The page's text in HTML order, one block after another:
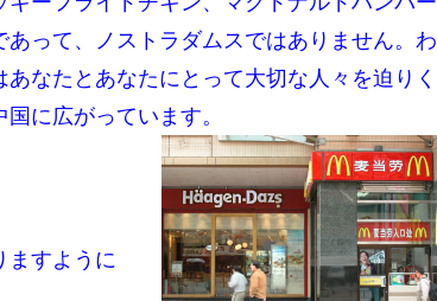
って、ノストラダムスではありません。わ
なたとあなたにとって大切な人々を迫りく
に広がっています。
ますように